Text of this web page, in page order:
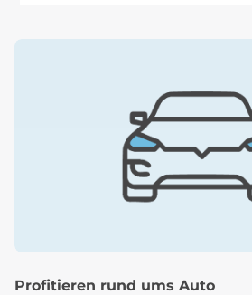
Profitieren rund ums Auto